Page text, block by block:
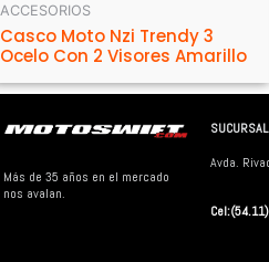
ACCESORIOS
Casco Moto Nzi Trendy 3
Ocelo Con 2 Visores Amarillo
Más de 35 años en el mercado
nos avalan.
Avda.